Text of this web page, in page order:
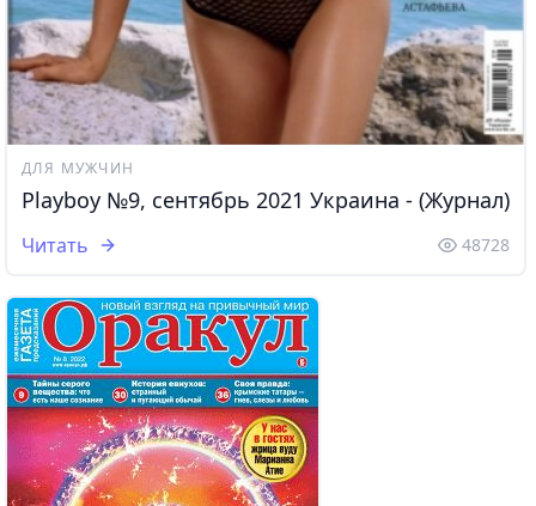
ДЛЯ МУЖЧИН
Playboy №9, сентябрь 2021 Украина - (Журнал)
Читать 48728